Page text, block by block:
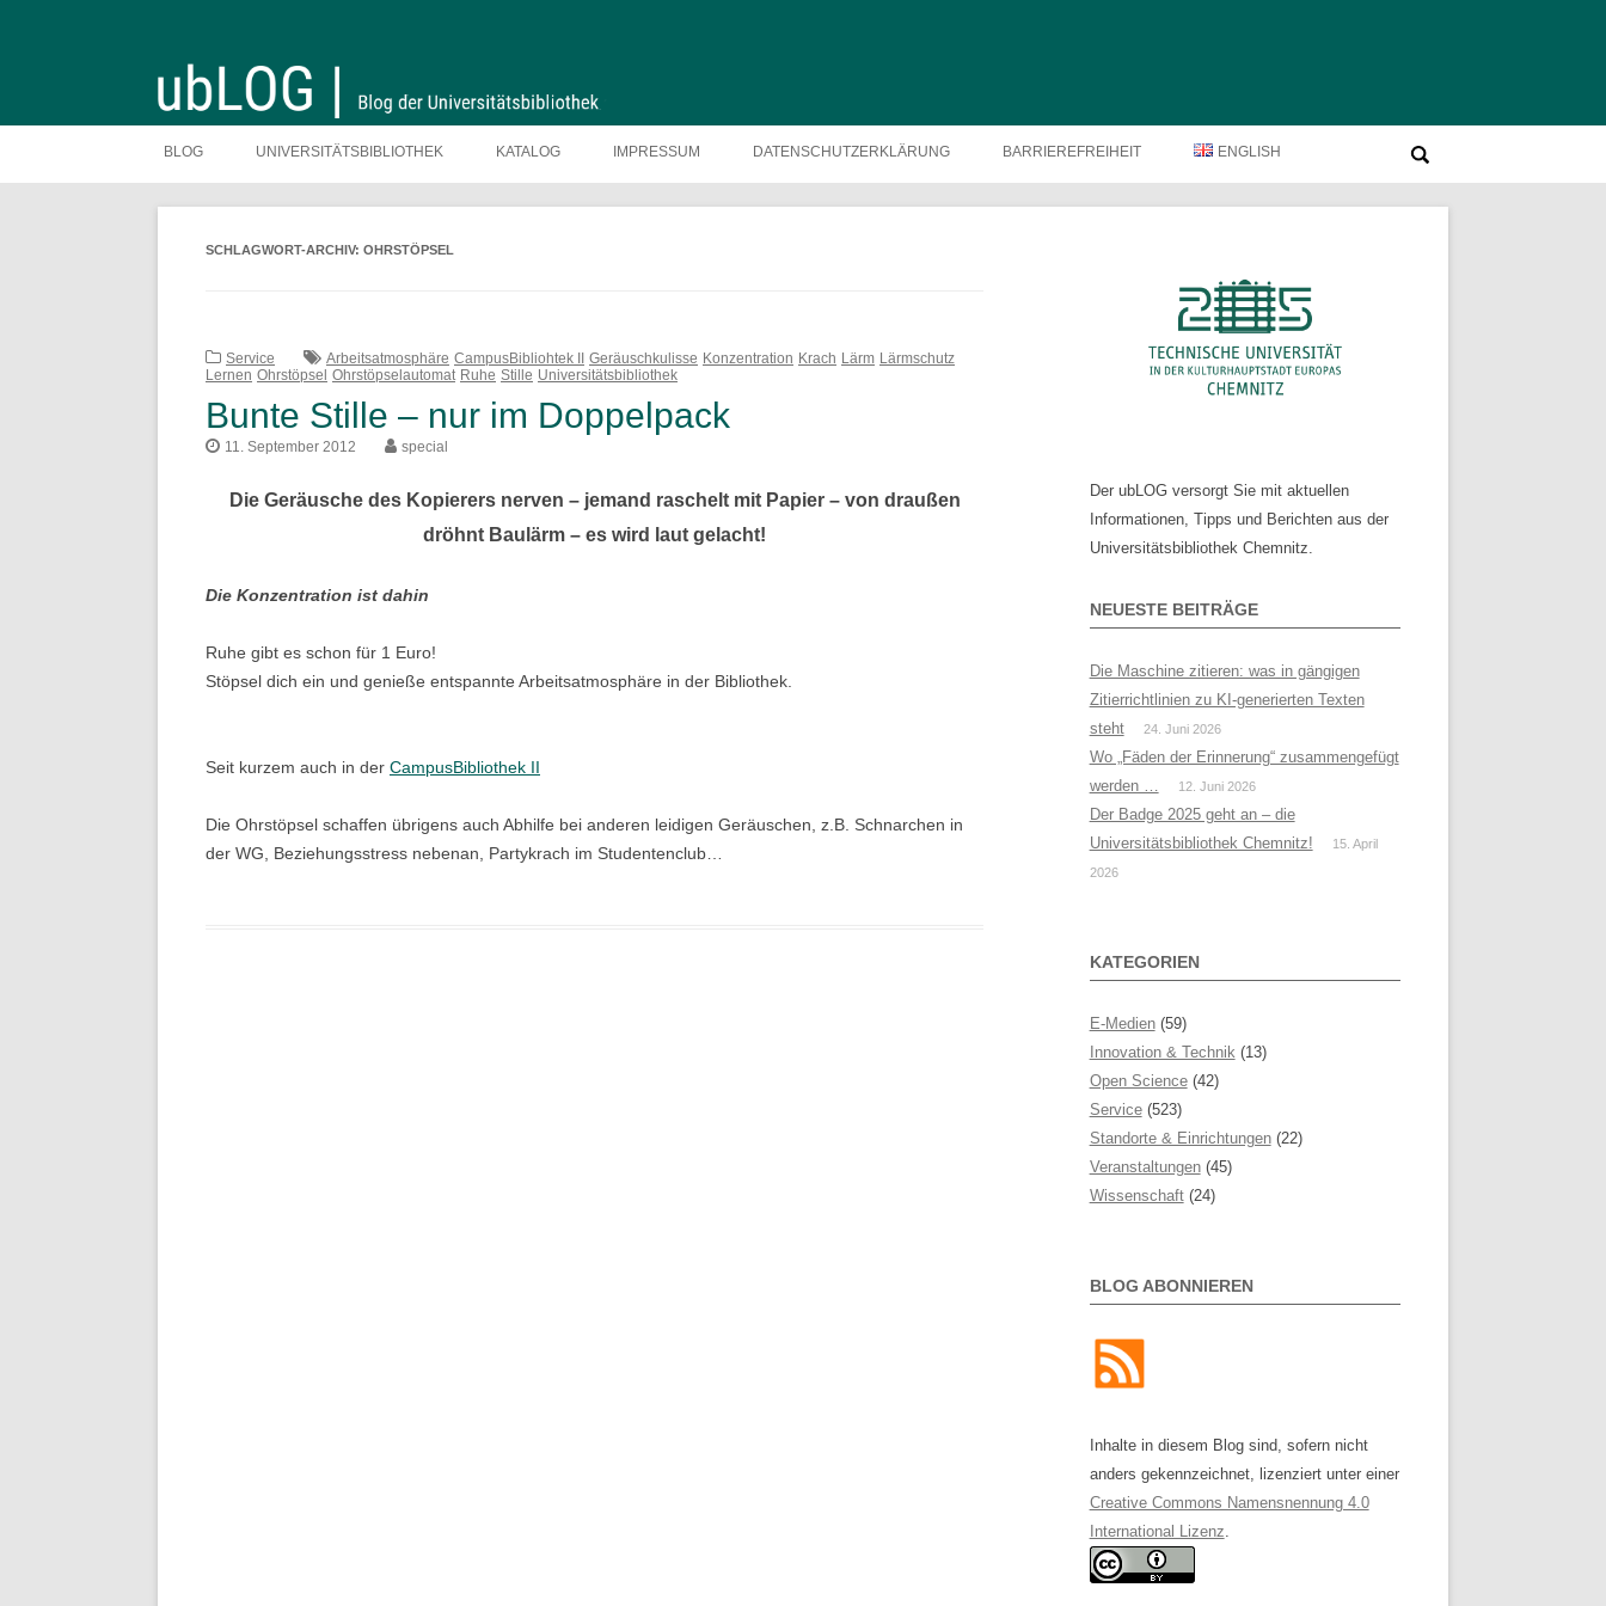
Inhalt
BLOG UNIVERSITÄTSBIBLIOTHEK KATALOG IMPRESSUM DATENSCHUTZERKLÄRUNG BARRIEREFREIHEIT ENGLISH
nach:
SCHLAGWORT-ARCHIV: OHRSTÖPSEL
Service Arbeitsatmosphäre CampusBibliohtek II Geräuschkulisse Konzentration Krach Lärm Lärmschutz
Lernen Ohrstöpsel Ohrstöpselautomat Ruhe Stille Universitätsbibliothek
Bunte Stille – nur im Doppelpack
11. September 2012 special
Die Geräusche des Kopierers nerven – jemand raschelt mit Papier – von draußen
dröhnt Baulärm – es wird laut gelacht!
Die Konzentration ist dahin
Ruhe gibt es schon für 1 Euro!
Stöpsel dich ein und genieße entspannte Arbeitsatmosphäre in der Bibliothek.
Seit kurzem auch in der CampusBibliothek II
Die Ohrstöpsel schaffen übrigens auch Abhilfe bei anderen leidigen Geräuschen, z.B. Schnarchen in
der WG, Beziehungsstress nebenan, Partykrach im Studentenclub…
Der ubLOG versorgt Sie mit aktuellen
Informationen, Tipps und Berichten aus der
Universitätsbibliothek Chemnitz.
NEUESTE BEITRÄGE
Die Maschine zitieren: was in gängigen
Zitierrichtlinien zu KI-generierten Texten
steht
24. Juni 2026
Wo „Fäden der Erinnerung“ zusammengefügt
werden …
12. Juni 2026
Der Badge 2025 geht an – die
Universitätsbibliothek Chemnitz!
15. April
2026
KATEGORIEN
E-Medien(59)
Innovation & Technik(13)
Open Science(42)
Service(523)
Standorte & Einrichtungen(22)
Veranstaltungen(45)
Wissenschaft(24)
BLOG ABONNIEREN
Inhalte in diesem Blog sind, sofern nicht
anders gekennzeichnet, lizenziert unter einer
Creative Commons Namensnennung 4.0
International Lizenz.